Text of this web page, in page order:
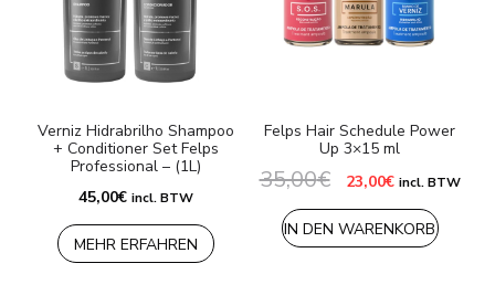
Verniz Hidrabrilho Shampoo
+ Conditioner Set Felps
Professional – (1L)
45,00€ incl. BTW
MEHR ERFAHREN
Felps Hair Schedule Power
Up 3×15 ml
35,00€ Ursprünglicher
Preis
war:
35,00€
23,00€Aktueller
ist:
23,00€.
incl. BTW
IN DEN WARENKORB